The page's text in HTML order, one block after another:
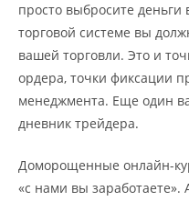
просто выбросите
торговой системе вы
вашей торговли. Это и
ордера, точки фиксации
менеджмента. Еще один
дневник трейдера.
Доморощенные онлайн-
«с нами вы